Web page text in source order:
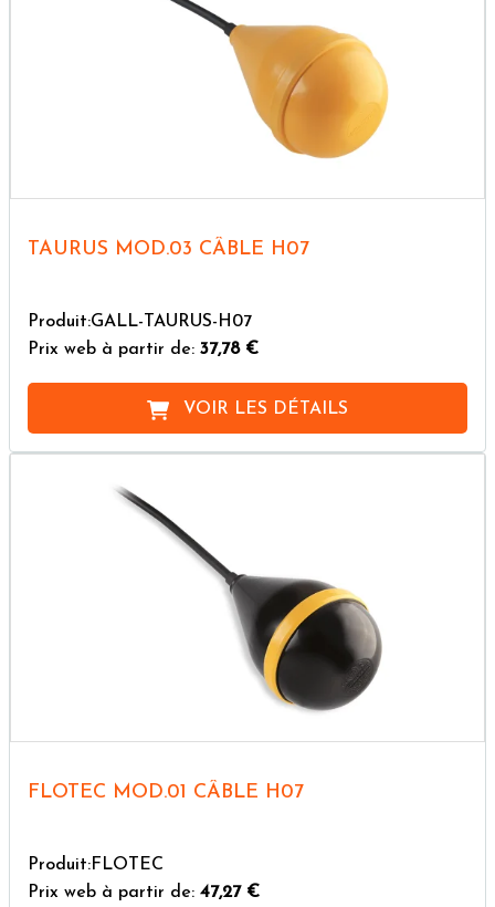
TAURUS MOD.03 CÂBLE H07
Produit:GALL-TAURUS-H07
Prix web à partir de: 37,78 €
VOIR LES DÉTAILS
FLOTEC MOD.01 CÂBLE H07
Produit:FLOTEC
Prix web à partir de: 47,27 €